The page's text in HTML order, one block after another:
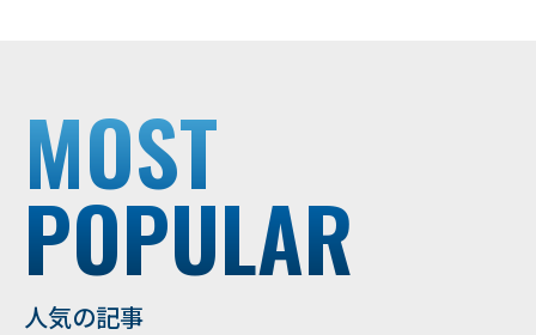
MOST
POPULAR
人気の記事